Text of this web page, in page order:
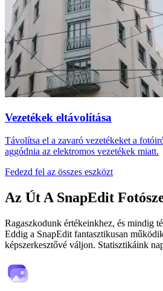
Vezetékek eltávolítása
Távolítsa el a zavaró vezetékeket a
aggódnia az elektromos vezetékek miatt.
Fedezd fel az összes eszközt
Az Út A SnapEdit
Ragaszkodunk értékeinkhez, és mindig
Eddig a SnapEdit fantasztikusan
képszerkesztővé váljon. Statisztikáink